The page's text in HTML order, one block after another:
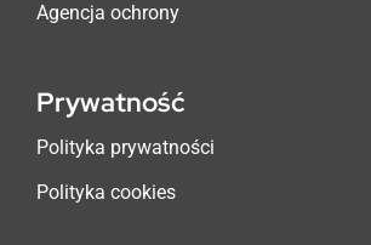
Agencja ochrony
Prywatność
Polityka prywatności
Polityka cookies